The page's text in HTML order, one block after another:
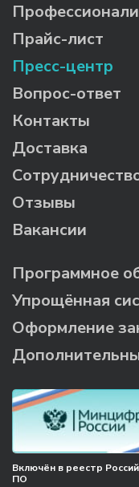
Прайс-лист
Пресс-центр
Вопрос-ответ
Контакты
Доставка
Отзывы
Вакансии
Программное
Упрощённая
Оформление
Включён в реестр
ПО